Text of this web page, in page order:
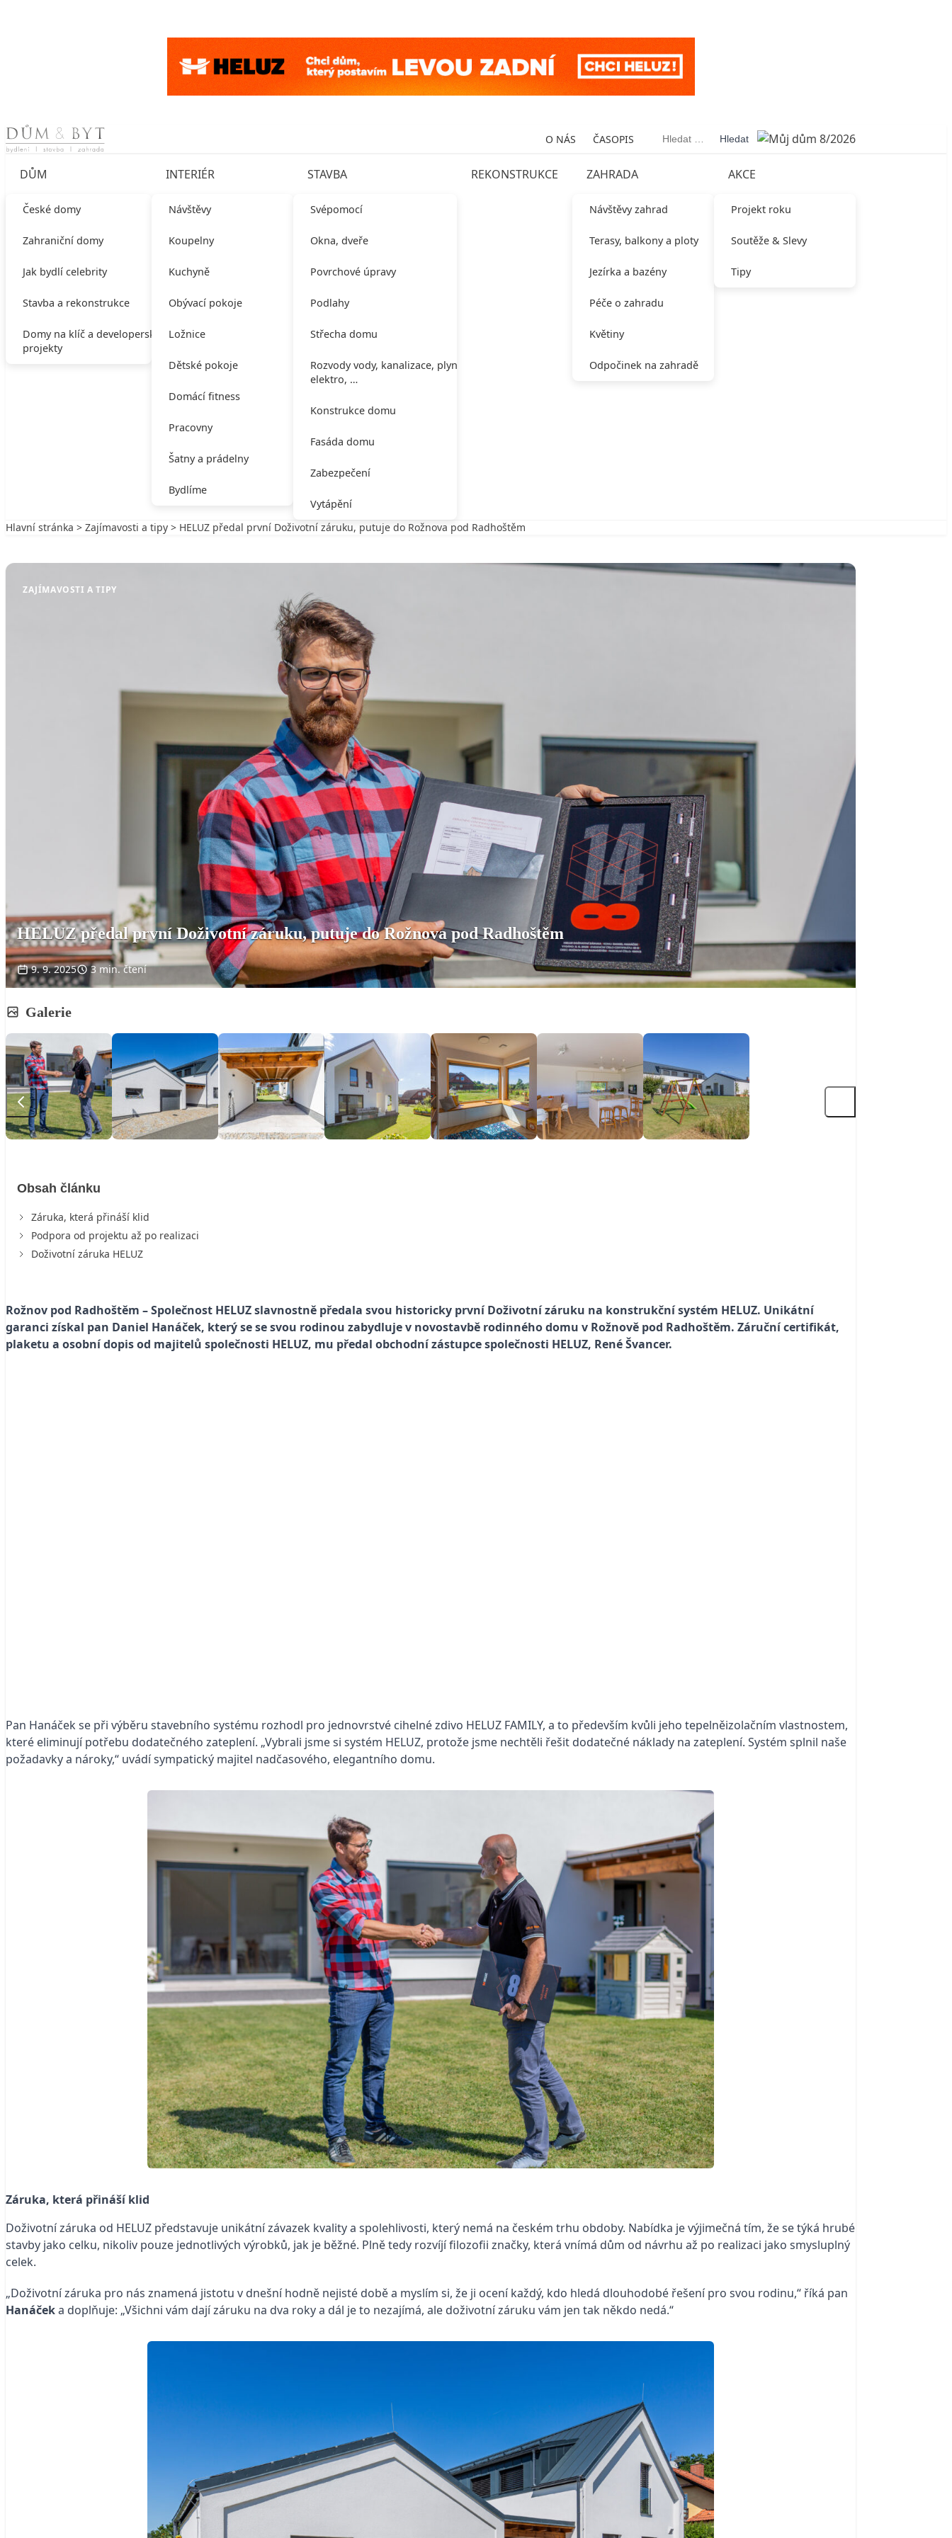
Skip to content O NÁS ČASOPIS Vyhledávání
DŮM
České domy
Zahraniční domy
Jak bydlí celebrity
Stavba a rekonstrukce
Domy na klíč a developerské
projekty
INTERIÉR
Návštěvy
Koupelny
Kuchyně
Obývací pokoje
Ložnice
Dětské pokoje
Domácí fitness
Pracovny
Šatny a prádelny
Bydlíme
STAVBA
Svépomocí
Okna, dveře
Povrchové úpravy
Podlahy
Střecha domu
Rozvody vody, kanalizace, plynu,
elektro, …
Konstrukce domu
Fasáda domu
Zabezpečení
Vytápění
REKONSTRUKCE ZAHRADA
Návštěvy zahrad
Terasy, balkony a ploty
Jezírka a bazény
Péče o zahradu
Květiny
Odpočinek na zahradě
AKCE
Projekt roku
Soutěže & Slevy
Tipy
Hlavní stránka > Zajímavosti a tipy > HELUZ předal první Doživotní záruku, putuje do Rožnova pod Radhoštěm
ZAJÍMAVOSTI A TIPY
HELUZ předal první Doživotní záruku, putuje do Rožnova pod Radhoštěm
9. 9. 2025 3 min. čtení
Galerie
Obsah článku
Záruka, která přináší klid
Podpora od projektu až po realizaci
Doživotní záruka HELUZ
Rožnov pod Radhoštěm – Společnost HELUZ slavnostně předala svou historicky první Doživotní záruku na konstrukční systém HELUZ. Unikátní
garanci získal pan Daniel Hanáček, který se se svou rodinou zabydluje v novostavbě rodinného domu v Rožnově pod Radhoštěm. Záruční certifikát,
plaketu a osobní dopis od majitelů společnosti HELUZ, mu předal obchodní zástupce společnosti HELUZ, René Švancer.
Pan Hanáček se při výběru stavebního systému rozhodl pro jednovrstvé cihelné zdivo HELUZ FAMILY, a to především kvůli jeho tepelněizolačním vlastnostem,
které eliminují potřebu dodatečného zateplení. „Vybrali jsme si systém HELUZ, protože jsme nechtěli řešit dodatečné náklady na zateplení. Systém splnil naše
požadavky a nároky,“ uvádí sympatický majitel nadčasového, elegantního domu.
Záruka, která přináší klid
Doživotní záruka od HELUZ představuje unikátní závazek kvality a spolehlivosti, který nemá na českém trhu obdoby. Nabídka je výjimečná tím, že se týká hrubé
stavby jako celku, nikoliv pouze jednotlivých výrobků, jak je běžné. Plně tedy rozvíjí filozofii značky, která vnímá dům od návrhu až po realizaci jako smysluplný
celek.
„Doživotní záruka pro nás znamená jistotu v dnešní hodně nejisté době a myslím si, že ji ocení každý, kdo hledá dlouhodobé řešení pro svou rodinu,“ říká pan
Hanáčeka doplňuje: „Všichni vám dají záruku na dva roky a dál je to nezajímá, ale doživotní záruku vám jen tak někdo nedá.“